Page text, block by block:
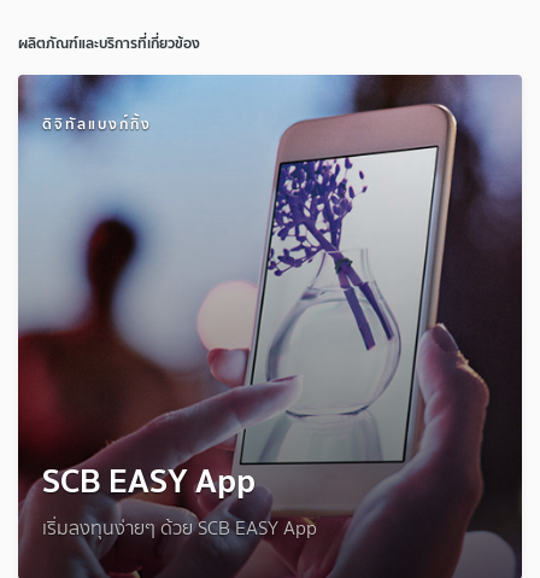
ผลิตภัณฑ์และบริการที่เกี่ยวข้อง
ดิจิทัลแบงก์กิ้ง
SCB EASY App
เริ่มลงทุนง่ายๆ ด้วย SCB EASY App